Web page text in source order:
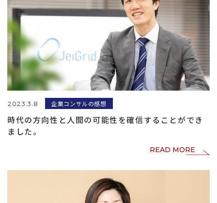
2023.3.8 企業コンサルの感想
時代の方向性と人間の可能性を確信することができ
ました。
READ MORE